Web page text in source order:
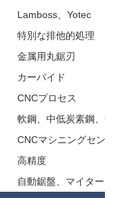
Lamboss、Yotec
特別な排他的処理
金属用丸鋸刃
カーバイド
CNCプロセス
軟鋼、中低炭素鋼、
CNCマシニングセン
高精度
自動鋸盤、マイター